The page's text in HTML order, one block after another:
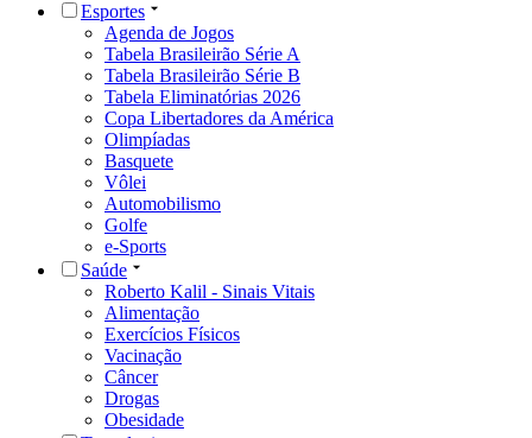
Esportes
Agenda de Jogos
Tabela Brasileirão Série A
Tabela Brasileirão Série B
Tabela Eliminatórias 2026
Copa Libertadores da América
Olimpíadas
Basquete
Vôlei
Automobilismo
Golfe
e-Sports
Saúde
Roberto Kalil - Sinais Vitais
Alimentação
Exercícios Físicos
Vacinação
Câncer
Drogas
Obesidade